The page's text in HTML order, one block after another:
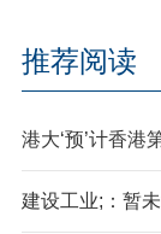
推荐阅读
港大‘预’计香港
建设工业;：暂